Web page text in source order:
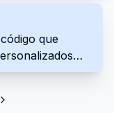
especializado
estabelecer e
que
implante
aspectos de um
de